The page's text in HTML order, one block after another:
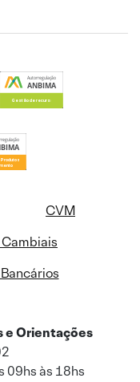
CVM
e Orientações
09hs às 18hs